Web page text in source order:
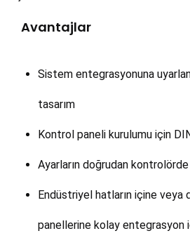
Avantajlar
Sistem entegrasyonuna
tasarım
Kontrol paneli kurulumu için
Ayarların doğrudan
Endüstriyel hatların içine veya
panellerine kolay entegrasyon